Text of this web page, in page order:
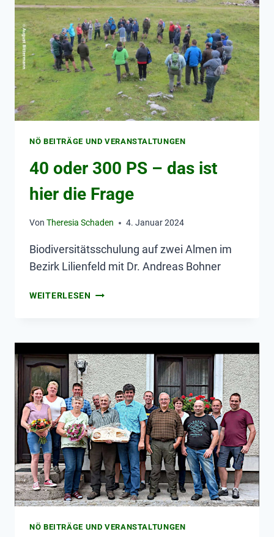
NÖ BEITRÄGE UND VERANSTALTUNGEN
40 oder 300 PS – das ist
hier die Frage
Von Theresia Schaden 4. Januar 2024
Biodiversitätsschulung auf zwei Almen im
Bezirk Lilienfeld mit Dr. Andreas Bohner
WEITERLESEN
NÖ BEITRÄGE UND VERANSTALTUNGEN